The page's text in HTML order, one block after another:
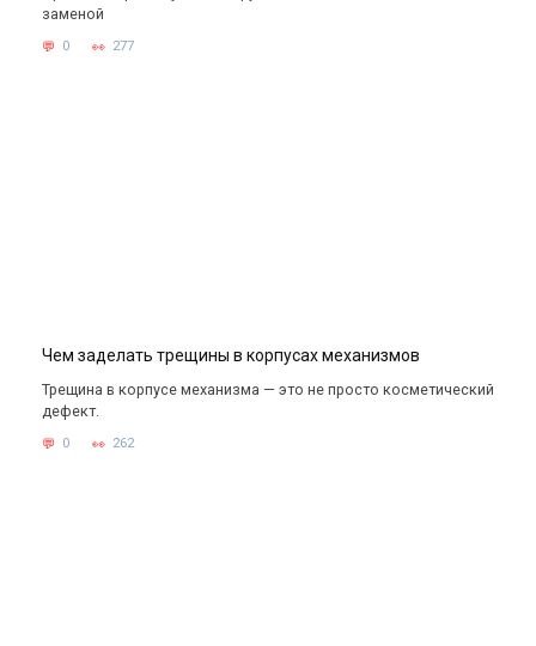
заменой
0 277
Чем заделать трещины в корпусах механизмов
Трещина в корпусе механизма — это не просто косметический
дефект.
0 262